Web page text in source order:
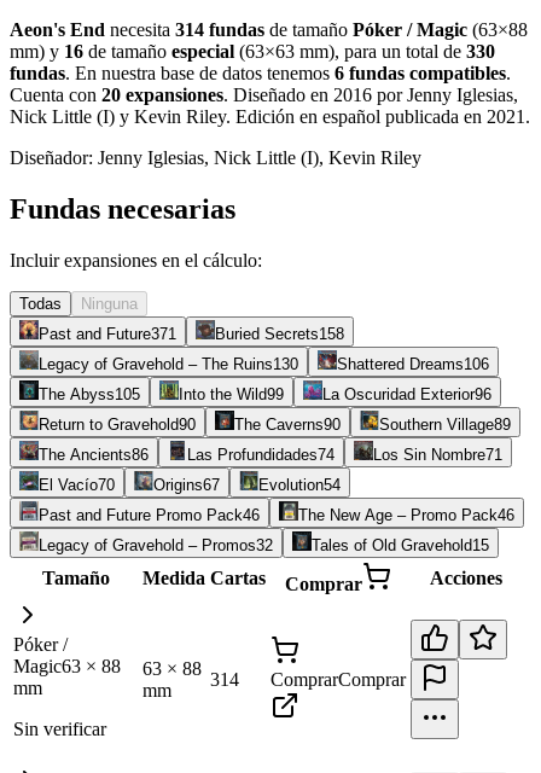
Aeon's End necesita 314 fundas de tamaño Póker / Magic (63×88
mm) y 16 de tamaño especial (63×63 mm), para un total de 330
fundas. En nuestra base de datos tenemos 6 fundas compatibles.
Cuenta con 20 expansiones. Diseñado en 2016 por Jenny Iglesias,
Nick Little (I) y Kevin Riley. Edición en español publicada en 2021 .
Diseñador: Jenny Iglesias, Nick Little (I), Kevin Riley
Fundas necesarias
Incluir expansiones en el cálculo:
Todas
Ninguna
Past and Future371 Buried Secrets158
Legacy of Gravehold – The Ruins130 Shattered Dreams106
The Abyss105 Into the Wild99 La Oscuridad Exterior96
Return to Gravehold90 The Caverns90 Southern Village89
The Ancients86 Las Profundidades74 Los Sin Nombre71
El Vacío70 Origins67 Evolution54
Past and Future Promo Pack46 The New Age – Promo Pack46
Legacy of Gravehold – Promos32 Tales of Old Gravehold15
Tamaño Medida Cartas Comprar Acciones
Póker /
Magic63 × 88
mm
Sin verificar
63 × 88
mm
314 ComprarComprar